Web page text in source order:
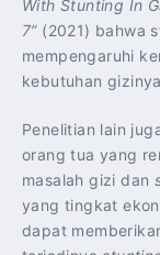
With Stunting In
7” (2021) bahwa
mempengaruhi
kebutuhan
Penelitian lain
orang tua yang
masalah gizi dan
yang tingkat
dapat